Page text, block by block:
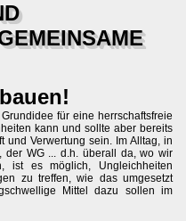
für eine herrschaftsfreie
kann und sollte aber bereits
und Verwertung sein. Im Alltag, in
der WG ... d.h. überall da, wo wir
ist es möglich, Ungleichheiten
zu treffen, wie das umgesetzt
Mittel dazu sollen im